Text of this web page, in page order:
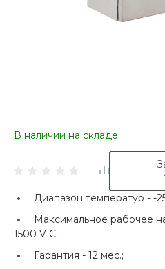
В наличии на складе
Диапазон температур - -
Максимальное рабочее
1500 V C;
Гарантия - 12 мес.;